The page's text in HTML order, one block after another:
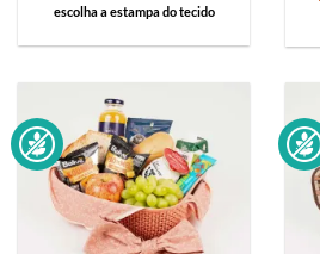
escolha a estampa do tecido